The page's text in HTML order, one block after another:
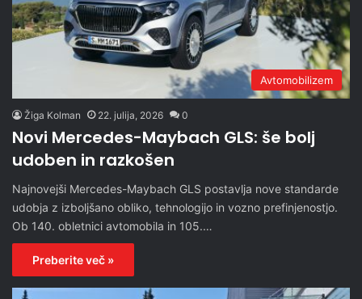
Avtomobilizem
Žiga Kolman 22. julija, 2026 0
Novi Mercedes-Maybach GLS: še bolj
udoben in razkošen
Najnovejši Mercedes-Maybach GLS postavlja nove standarde
udobja z izboljšano obliko, tehnologijo in vozno prefinjenostjo.
Ob 140. obletnici avtomobila in 105.…
Preberite več »